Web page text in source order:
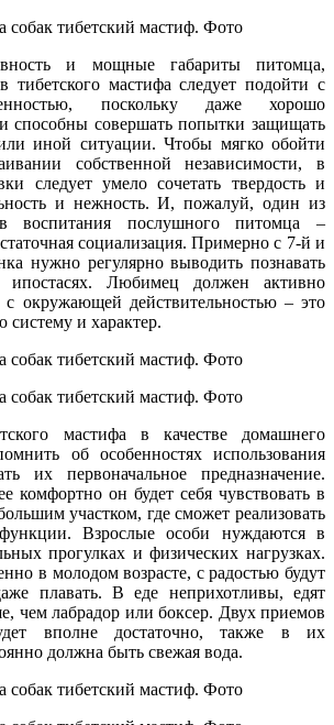
и мощные габариты питомца,
тибетского мастифа следует подойти с
поскольку даже хорошо
способны совершать попытки защищать
иной ситуации. Чтобы мягко обойти
собственной независимости, в
следует умело сочетать твердость и
и нежность. И, пожалуй, один из
воспитания послушного питомца –
социализация. Примерно с 7-й и
нужно регулярно выводить познавать
Любимец должен активно
с окружающей действительностью – это
систему и характер.
мастифа в качестве домашнего
об особенностях использования
их первоначальное предназначение.
комфортно он будет себя чувствовать в
участком, где сможет реализовать
Взрослые особи нуждаются в
прогулках и физических нагрузках.
в молодом возрасте, с радостью будут
плавать. В еде неприхотливы, едят
чем лабрадор или боксер. Двух приемов
вполне достаточно, также в их
должна быть свежая вода.